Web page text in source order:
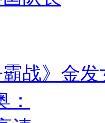
霸战》金